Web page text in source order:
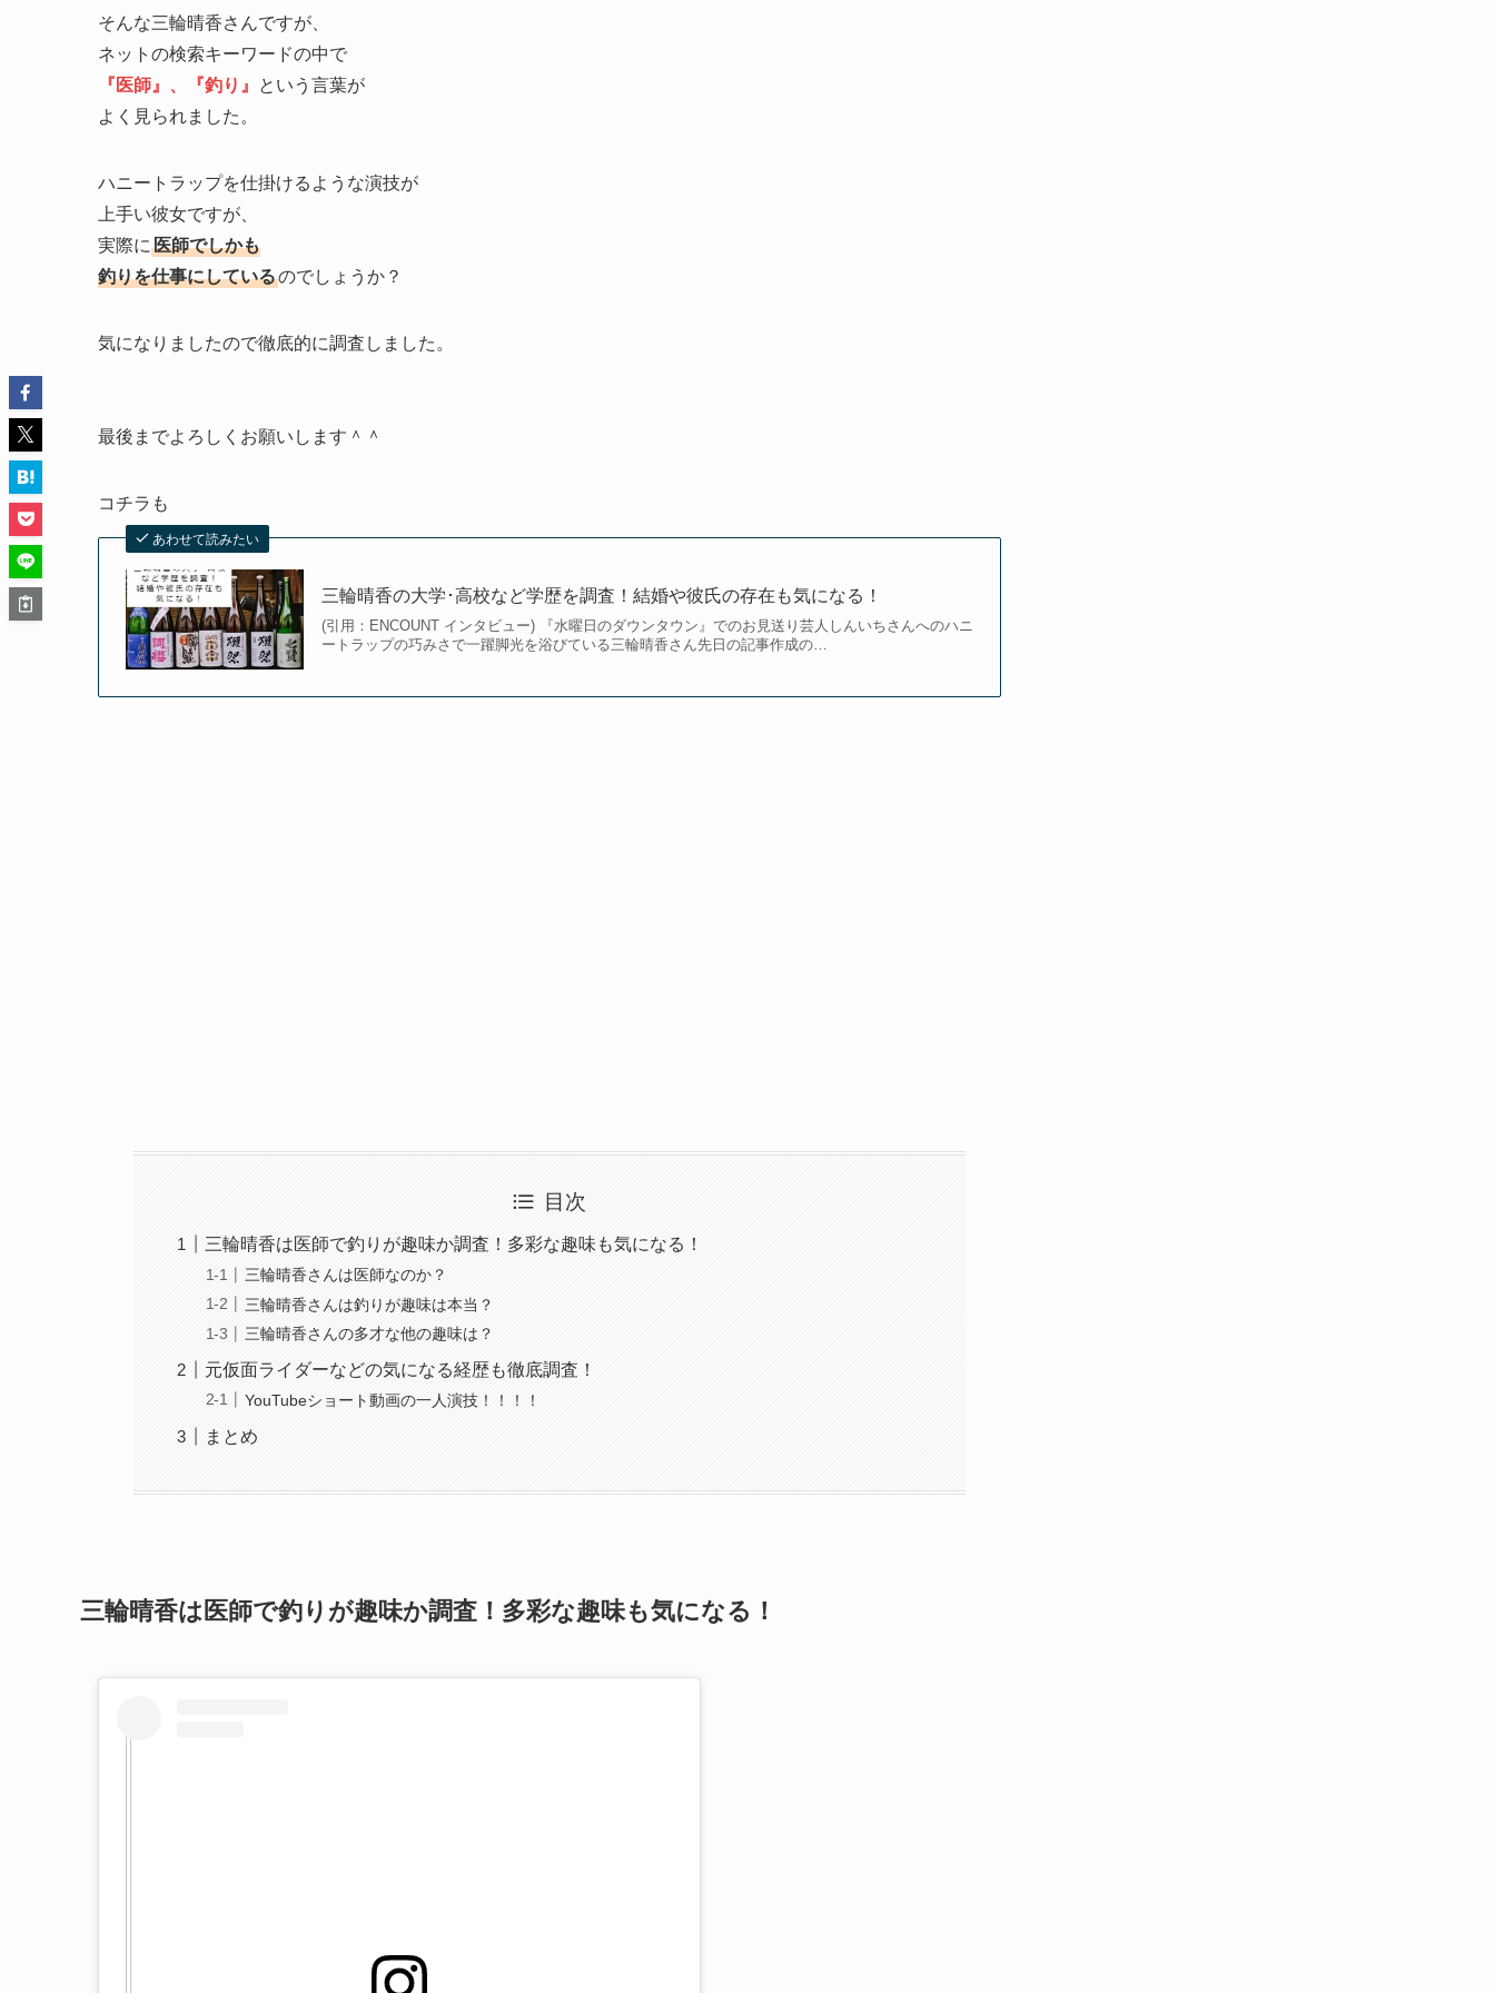
そんな三輪晴香さんですが、
ネットの検索キーワードの中で
『医師』、『釣り』
という言葉が
よく見られました。
ハニートラップを仕掛けるような演技が
上手い彼女ですが、
実際に 医師でしかも
釣りを仕事にしているのでしょうか？
気になりましたので徹底的に調査しました。
最後までよろしくお願いします＾＾
コチラも
あわせて読みたい
三輪晴香の大学･高校など学歴を調査！結婚や彼氏の存在も気になる！
(引用：ENCOUNT インタビュー) 『水曜日のダウンタウン』でのお見送り芸人しんいちさんへのハニ
ートラップの巧みさで一躍脚光を浴びている三輪晴香さん先日の記事作成の…
目次
三輪晴香は医師で釣りが趣味か調査！多彩な趣味も気になる！
三輪晴香さんは医師なのか？
三輪晴香さんは釣りが趣味は本当？
三輪晴香さんの多才な他の趣味は？
元仮面ライダーなどの気になる経歴も徹底調査！
YouTubeショート動画の一人演技！！！！
まとめ
三輪晴香は医師で釣りが趣味か調査！多彩な趣味も気になる！